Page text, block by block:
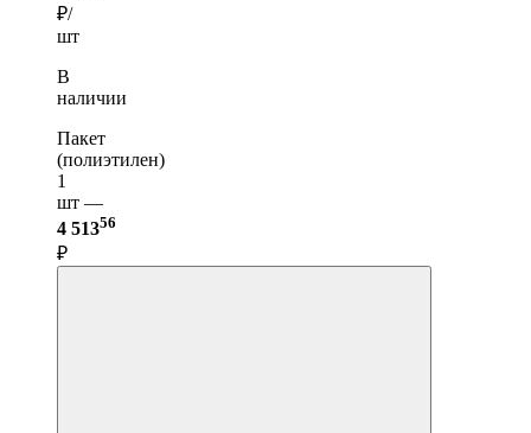
₽/
шт
В
наличии
Пакет
(полиэтилен)
1
шт —
4 51356
₽